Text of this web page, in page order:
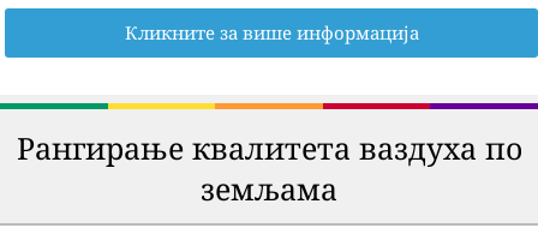
Кликните за више информација
Рангирање квалитета ваздуха по
земљама